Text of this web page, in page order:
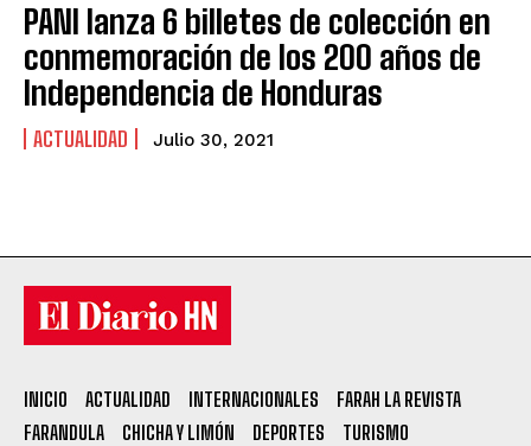
PANI lanza 6 billetes de colección en
conmemoración de los 200 años de
Independencia de Honduras
ACTUALIDAD Julio 30, 2021
INICIO ACTUALIDAD INTERNACIONALES
FARAH LA REVISTA
FARANDULA
CHICHA Y LIMÓN DEPORTES TURISMO